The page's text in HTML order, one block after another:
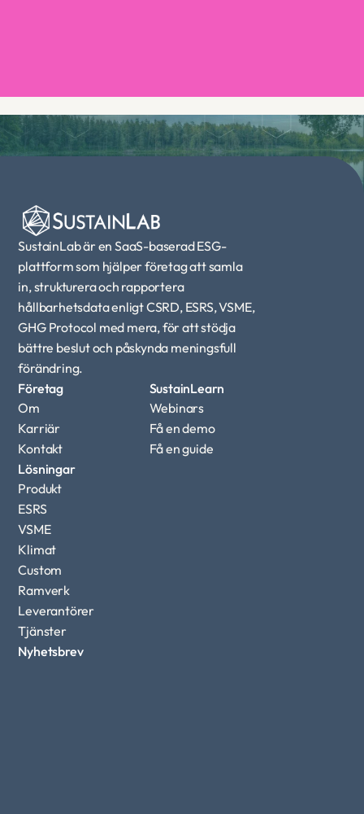
Boka en demo
SustainLab är en SaaS-baserad ESG-
plattform som hjälper företag att samla
in, strukturera och rapportera
hållbarhetsdata enligt CSRD, ESRS, VSME,
GHG Protocol med mera, för att stödja
bättre beslut och påskynda meningsfull
förändring.
Företag
Om
Karriär
Kontakt
Lösningar
Produkt
ESRS
VSME
Klimat
Custom
Ramverk
Leverantörer
Tjänster
SustainLearn
Webinars
Få en demo
Få en guide
Nyhetsbrev